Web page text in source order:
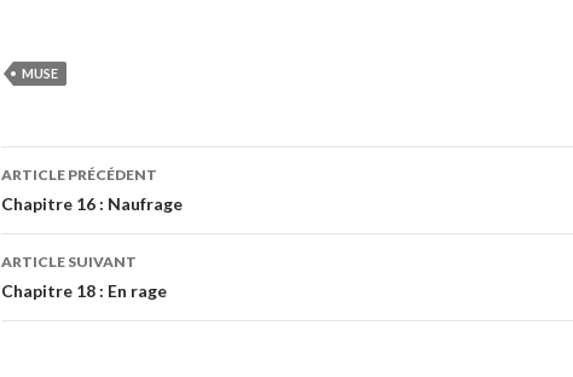
MUSE
Navigation
des
articles
ARTICLE PRÉCÉDENT
Chapitre 16 : Naufrage
ARTICLE SUIVANT
Chapitre 18 : En rage